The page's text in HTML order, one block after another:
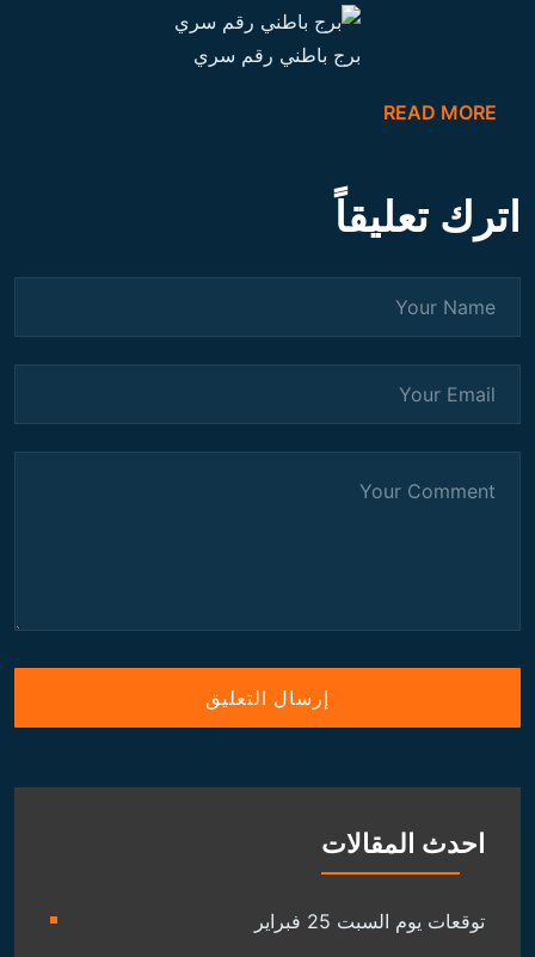
برج باطني رقم سري
READ MORE
اترك تعليقاً
احدث المقالات
توقعات يوم السبت 25 فبراير